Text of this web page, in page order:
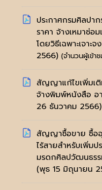
ประกาศกรมศิลปาก
ราคา จ้างเหมาซ่อ
โดยวิธีเฉพาะเจาะจง
2566) (จำนวนผู้เข้า
สัญญาแก้ไขเพิ่มเ
จ้างพิมพ์หนังสือ อ
26 ธันวาคม 2566)
สัญญาซื้อขาย ซื้อ
ไร้สายสำหรับเพิ่ม
มรดกศิลปวัฒนธร
(พุธ 15 มิถุนายน